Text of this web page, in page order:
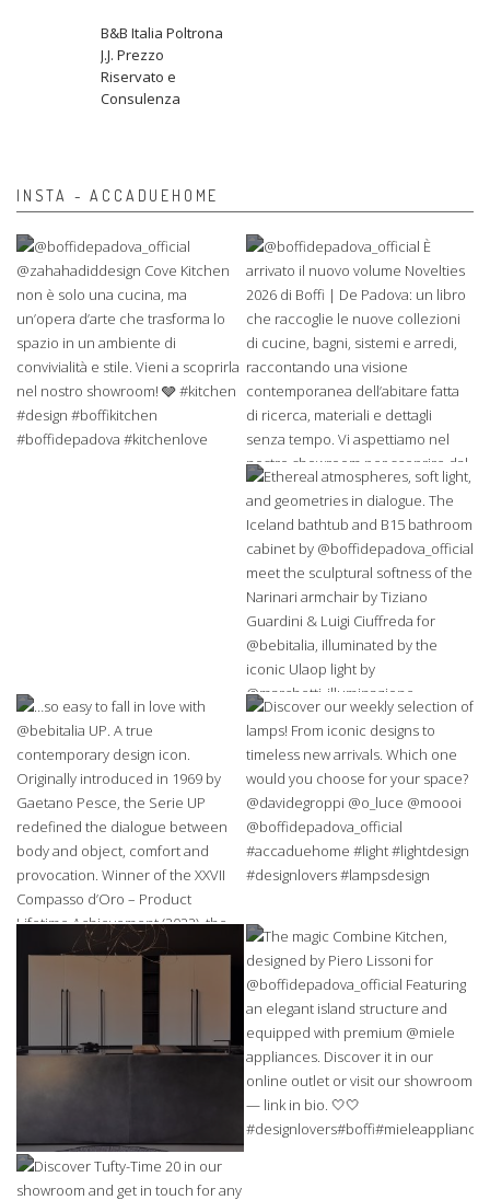
B&B Italia Poltrona
J.J. Prezzo
Riservato e
Consulenza
INSTA - ACCADUEHOME